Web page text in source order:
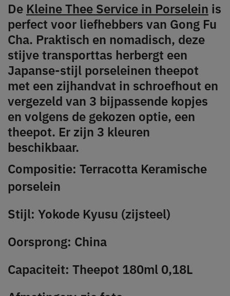
De Kleine Thee Service in Porselein is
perfect voor liefhebbers van Gong Fu
Cha. Praktisch en nomadisch, deze
stijve transporttas herbergt een
Japanse-stijl porseleinen theepot
met een zijhandvat in schroefhout en
vergezeld van 3 bijpassende kopjes
en volgens de gekozen optie, een
theepot. Er zijn 3 kleuren
beschikbaar.
Compositie: Terracotta Keramische
porselein
Stijl: Yokode Kyusu (zijsteel)
Oorsprong: China
Capaciteit: Theepot 180ml 0,18L